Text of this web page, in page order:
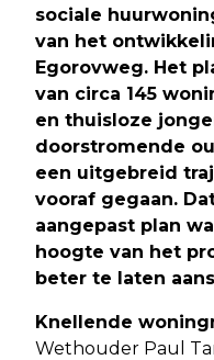
sociale
van het
Egorovweg. Het
van circa 145
en thuisloze
doorstromende
een uitgebreid
vooraf gegaan.
aangepast plan
hoogte van het
beter te laten
Knellende
Wethouder Paul